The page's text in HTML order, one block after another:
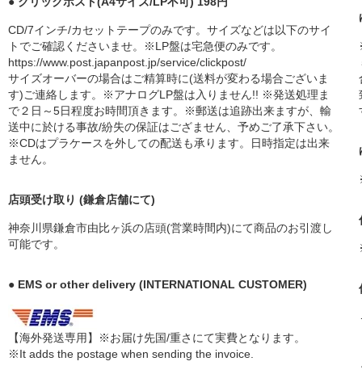
CD/7インチ/カセットテープのみです。サイズなどは以下のサイ
トでご確認くださいませ。※LP盤は宅急便のみです。
https://www.post.japanpost.jp/service/clickpost/
サイズオーバーの場合はご精算時に(送料が変わる場合ございま
す)ご連絡します。※アナログLP盤は入りません!! ※発送処理ま
で２日～5日程度お時間頂きます。※郵送は追跡出来ますが、輸
送中に於ける事故/紛失の保証はござません、予めご了承下さい。
※CDはプラケースを外しての配送も承ります。日時指定は出来
ません。
店頭受け取り (鎌倉店舗にて)
神奈川県鎌倉市由比ヶ浜の店頭(営業時間内)にて商品のお引渡し
可能です。
● EMS or other delivery (INTERNATIONAL CUSTOMER)
【海外発送専用】※お届け先国/重さにて実費となります。
※It adds the postage when sending the invoice.